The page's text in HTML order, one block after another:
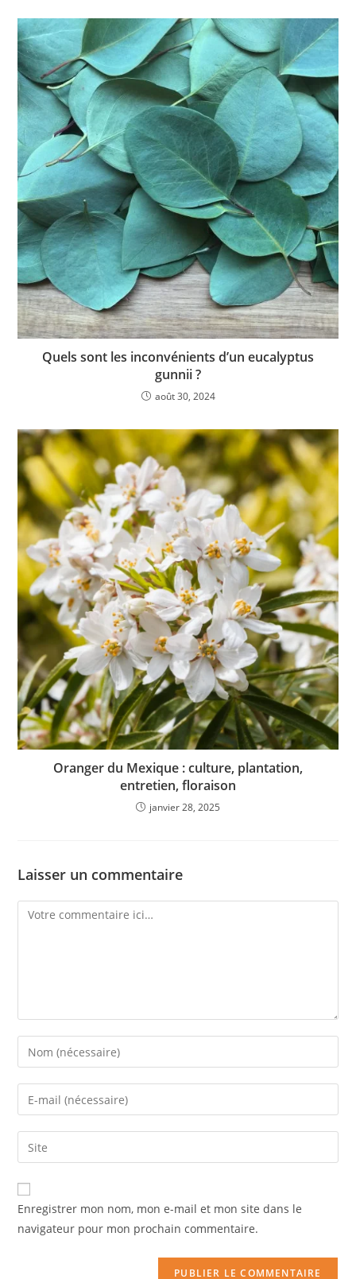
Quels sont les inconvénients d’un eucalyptus
gunnii ?
août 30, 2024
Oranger du Mexique : culture, plantation,
entretien, floraison
janvier 28, 2025
Laisser un commentaire
Enregistrer mon nom, mon e-mail et mon site dans le
navigateur pour mon prochain commentaire.